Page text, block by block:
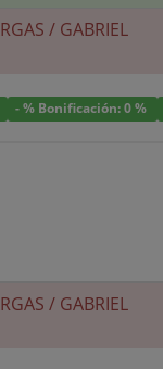
/ GABRIEL
- % Bonificación: 0 %
/ GABRIEL